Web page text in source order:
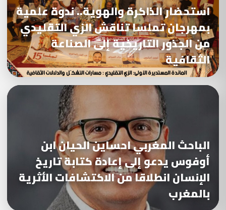
استحضار الذاكرة والهوية.. ندوة علمية
بمهرجان تملسا تناقش الزي التقليدي
من الجذور التاريخية إلى الصناعة
الثقافية
الباحث المغربي احساين الحيان ابن
أوفوس يدعو إلى إعادة كتابة تاريخ
الإنسان انطلاقا من الاكتشافات الأثرية
بالمغرب